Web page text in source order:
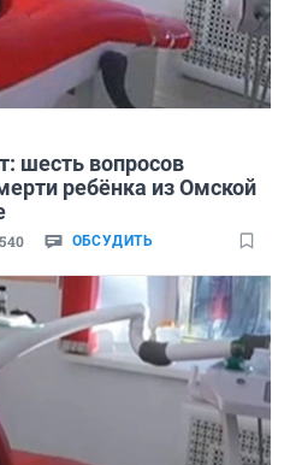
шесть вопросов
ребёнка из Омской
ОБСУДИТЬ